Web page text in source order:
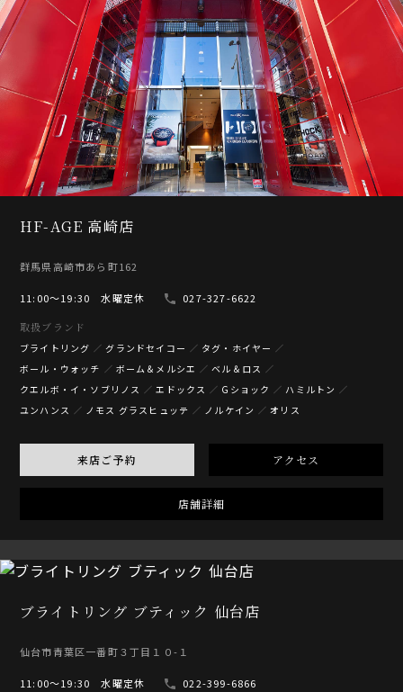
HF-AGE 高崎店
群馬県高崎市あら町162
11:00〜19:30 水曜定休
027-327-6622
取扱ブランド
ブライトリング グランドセイコー
タグ・ホイヤー
ボール・ウォッチ
ボーム＆メルシエ
ベル＆ロス
クエルボ・イ・ソブリノス
エドックス Gショック
ハミルトン
ユンハンス
ノモス グラスヒュッテ ノルケイン オリス
来店ご予約 アクセス
店舗詳細
ブライトリング ブティック 仙台店
仙台市青葉区一番町３丁目１０-１
11:00〜19:30 水曜定休
022-399-6866